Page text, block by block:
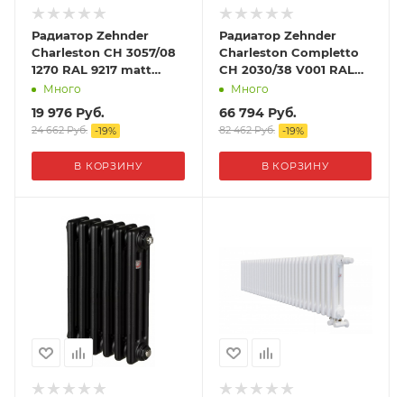
Радиатор Zehnder
Charleston CH 3057/08
1270 RAL 9217 matt
Чёрный
Много
19 976 Руб.
24 662Руб. -19%
В КОРЗИНУ
Радиатор Zehnder
Charleston Completto
CH 2030/38 V001 RAL
9016Много
66 794Руб.
82 462Руб. -19%
В КОРЗИНУ